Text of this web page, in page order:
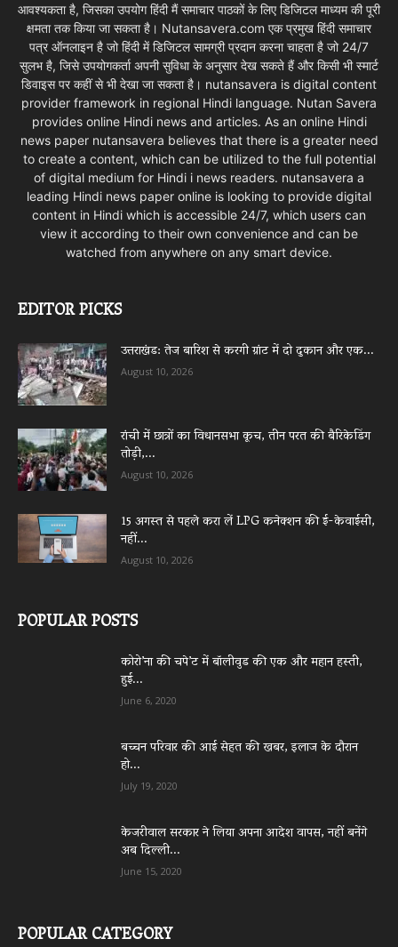
आवश्यकता है, जिसका उपयोग हिंदी मैं समाचार पाठकों के लिए डिजिटल माध्यम की पूरी
क्षमता तक किया जा सकता है। Nutansavera.com एक प्रमुख हिंदी समाचार
पत्र ऑनलाइन है जो हिंदी में डिजिटल सामग्री प्रदान करना चाहता है जो 24/7
सुलभ है, जिसे उपयोगकर्ता अपनी सुविधा के अनुसार देख सकते हैं और किसी भी स्मार्ट
डिवाइस पर कहीं से भी देखा जा सकता है। nutansavera is digital content
provider framework in regional Hindi language. Nutan Savera
provides online Hindi news and articles. As an online Hindi
news paper nutansavera believes that there is a greater need
to create a content, which can be utilized to the full potential
of digital medium for Hindi i news readers. nutansavera a
leading Hindi news paper online is looking to provide digital
content in Hindi which is accessible 24/7, which users can
view it according to their own convenience and can be
watched from anywhere on any smart device.
EDITOR PICKS
उत्तराखंड: तेज बारिश से करगी ग्रांट में दो दुकान और एक...
August 10, 2026
रांची में छात्रों का विधानसभा कूच, तीन परत की बैरिकेडिंग
तोड़ी,...
August 10, 2026
15 अगस्त से पहले करा लें LPG कनेक्शन की ई-केवाईसी,
नहीं...
August 10, 2026
POPULAR POSTS
कोरो’ना की चपे’ट में बॉलीवुड की एक और महान हस्ती,
हुई...
June 6, 2020
बच्चन परिवार की आई सेहत की खबर, इलाज के दौरान
हो...
July 19, 2020
केजरीवाल सरकार ने लिया अपना आदेश वापस, नहीं बनेंगे
अब दिल्ली...
June 15, 2020
POPULAR CATEGORY